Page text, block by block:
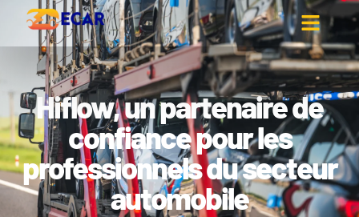
Hiflow, un partenaire de
confiance pour les
professionnels du secteur
automobile